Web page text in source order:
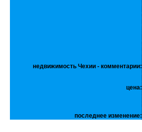
недвижимость Чехии - комментарии:
цена:
последнее изменение: